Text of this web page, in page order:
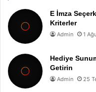
E İmza
Kriterler
Admin 1
Hediye
Getirin
Admin 25